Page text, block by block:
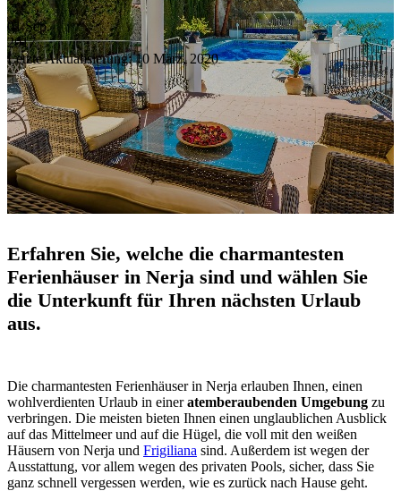
01 Sep.
2017
Letzte Aktualisierung: 10 März, 2020
Erfahren Sie, welche die charmantesten
Ferienhäuser in Nerja sind und wählen Sie
die Unterkunft für Ihren nächsten Urlaub
aus.
Die charmantesten Ferienhäuser in Nerja erlauben Ihnen, einen
wohlverdienten Urlaub in eineratemberaubenden Umgebung zu
verbringen. Die meisten bieten Ihnen einen unglaublichen Ausblick
auf das Mittelmeer und auf die Hügel, die voll mit den weißen
Häusern von Nerja und Frigiliana sind. Außerdem ist wegen der
Ausstattung, vor allem wegen des privaten Pools, sicher, dass Sie
ganz schnell vergessen werden, wie es zurück nach Hause geht.